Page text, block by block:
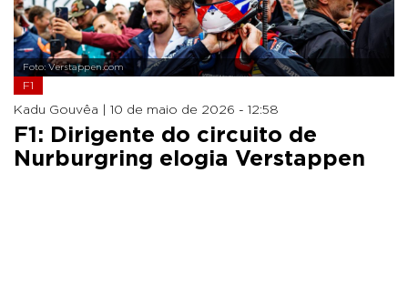
Foto: Verstappen.com
F1
Kadu Gouvêa | 10 de maio de 2026 - 12:58
F1: Dirigente do circuito de
Nurburgring elogia Verstappen